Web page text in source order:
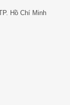
Hồ Chí Minh